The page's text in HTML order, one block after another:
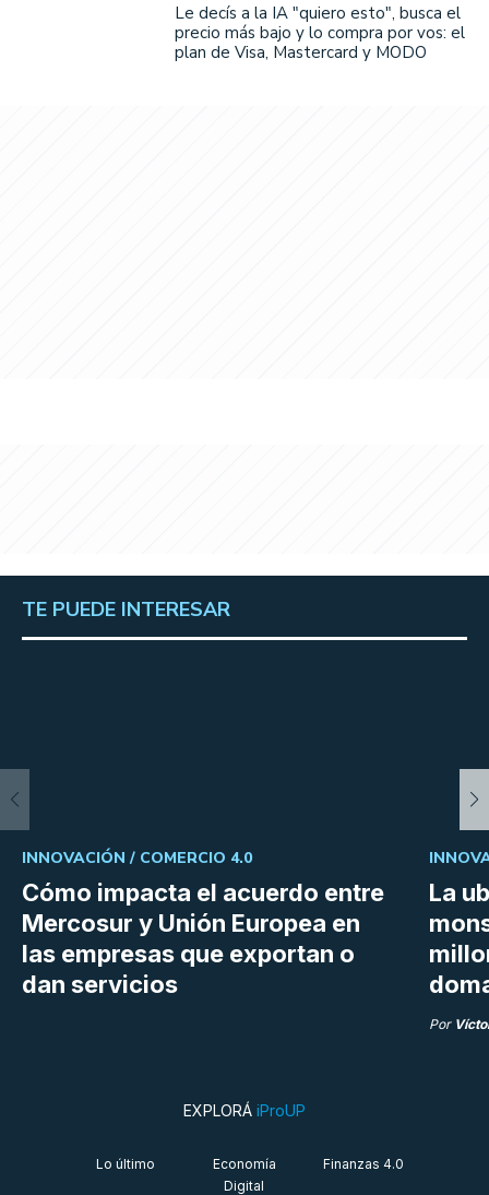
Le decís a la IA "quiero esto", busca el
precio más bajo y lo compra por vos: el
plan de Visa, Mastercard y MODO
TE PUEDE INTERESAR
Cómo impacta el acuerdo entre
Mercosur y Unión Europea en
las empresas que exportan o
dan servicios
INNOVACIÓN / COMERCIO 4.0
La
Por
EXPLORÁ iProUP
Lo último
Economía
Digital
Finanzas 4.0